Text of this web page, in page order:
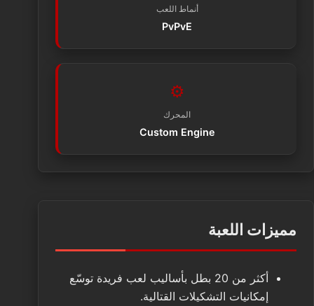
أنماط اللعب
PvPvE
⚙️
المحرك
Custom Engine
مميزات اللعبة
أكثر من 20 بطل بأساليب لعب فريدة توسّع
إمكانيات التشكيلات القتالية.